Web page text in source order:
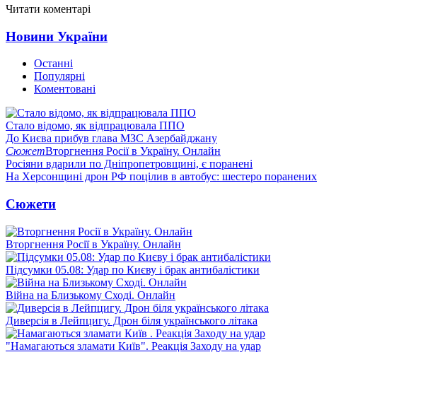
Читати коментарі
Новини України
Останні
Популярні
Коментовані
Стало відомо, як відпрацювала ППО
До Києва прибув глава МЗС Азербайджану
СюжетВторгнення Росії в Україну. Онлайн
Росіяни вдарили по Дніпропетровщині, є поранені
На Херсонщині дрон РФ поцілив в автобус: шестеро поранених
Сюжети
Вторгнення Росії в Україну. Онлайн
Підсумки 05.08: Удар по Києву і брак антибалістики
Війна на Близькому Сході. Онлайн
Диверсія в Лейпцигу. Дрон біля українського літака
"Намагаються зламати Київ". Реакція Заходу на удар